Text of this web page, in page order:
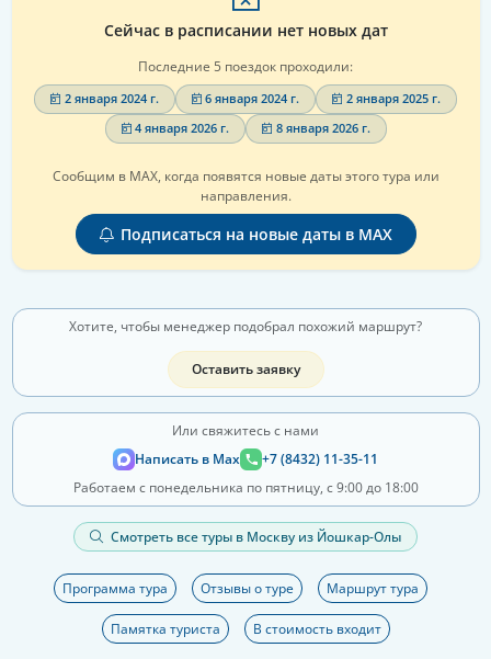
Сейчас в расписании нет новых дат
Последние 5 поездок проходили:
2 января 2024 г. 6 января 2024 г.
2 января 2025 г.
4 января 2026 г.
8 января 2026 г.
Сообщим в MAX, когда появятся новые даты этого тура или
направления.
Подписаться на новые даты в MAX
Хотите, чтобы менеджер подобрал похожий маршрут?
Оставить заявку
Или свяжитесь с нами
Написать в Max
+7 (8432) 11-35-11
Работаем с понедельника по пятницу, с 9:00 до 18:00
Смотреть все туры в Москву из Йошкар-Олы
Программа тура Отзывы о туре Маршрут тура
Памятка туриста В стоимость входит